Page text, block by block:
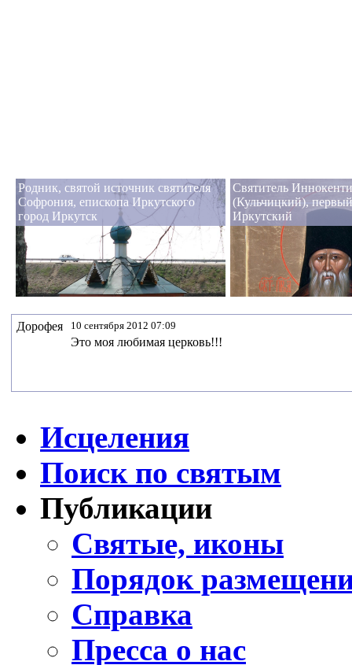
Родник, святой источник святителя
Софрония, епископа Иркутского
город Иркутск
Святитель
(Кульчицкий),
Иркутский
Дорофея 10 сентября 2012 07:09
Это моя любимая церковь!!!
Исцеления
Поиск по святым
Публикации
Святые, иконы
Порядок
Справка
Пресса о нас